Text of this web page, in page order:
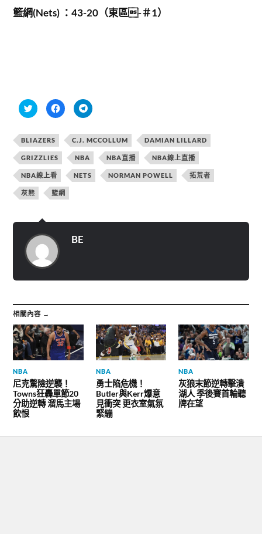
籃網(Nets) ：43-20（東區-＃1）
分
享
w
i
t
t
e
r
(
在
新
視
開
)
按
一
分
享
至
a
b
o
o
在
按
一
分
享
到
T
e
l
e
g
在
BLIAZERS C.J. MCCOLLUM DAMIAN LILLARD
GRIZZLIES NBA NBA直播 NBA線上直播
NBA線上看 NETS NORMAN POWELL 拓荒者
灰熊 籃網
BE
相關內容 →
NBA
尼克驚險逆襲！
Towns狂轟單節20
分助逆轉 溜馬主場
飲恨
NBA
勇士陷危機！
Butler與Kerr爆意
見衝突 更衣室氣氛
緊繃
NBA
灰狼末節逆轉擊潰
湖人 季後賽首輪聽
牌在望